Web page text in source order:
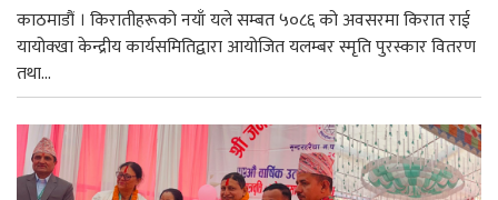
काठमाडौं । किरातीहरूको नयाँ यले सम्बत ५०८६ को अवसरमा किरात राई
यायोक्खा केन्द्रीय कार्यसमितिद्वारा आयोजित यलम्बर स्मृति पुरस्कार वितरण
तथा...